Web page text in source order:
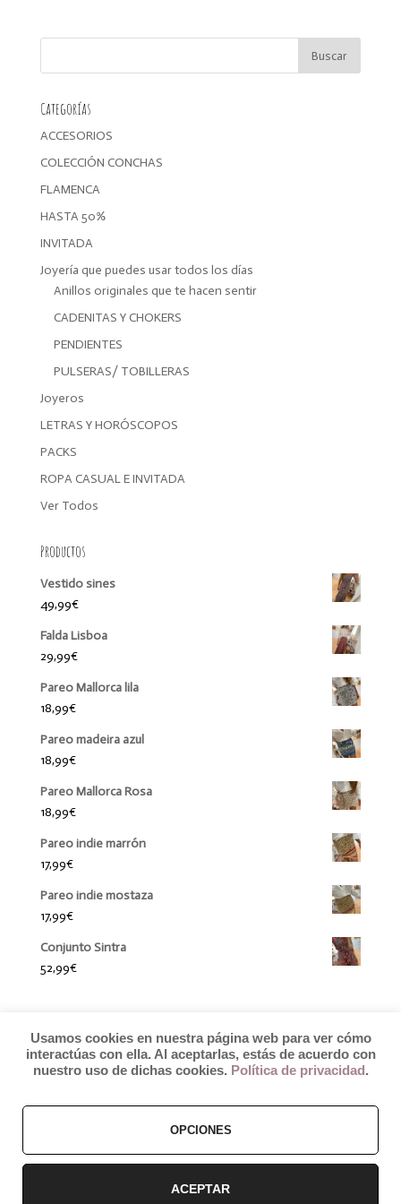
era:
es:
Categorías
ACCESORIOS
COLECCIÓN CONCHAS
FLAMENCA
HASTA 50%
INVITADA
Joyería que puedes usar todos los días
Anillos originales que te hacen sentir
CADENITAS Y CHOKERS
PENDIENTES
PULSERAS/ TOBILLERAS
Joyeros
LETRAS Y HORÓSCOPOS
PACKS
ROPA CASUAL E INVITADA
Ver Todos
Productos
Vestido sines
49,99€
Falda Lisboa
29,99€
Pareo Mallorca lila
18,99€
Pareo madeira azul
18,99€
Pareo Mallorca Rosa
18,99€
Pareo indie marrón
17,99€
Pareo indie mostaza
17,99€
Conjunto Sintra
52,99€
© 2019 by Débora Colette
Términos y Condiciones Cambios y Devoluciones
Usamos cookies en nuestra página web para ver cómo
interactúas con ella. Al aceptarlas, estás de acuerdo con
nuestro uso de dichas cookies. Política de privacidad .
OPCIONES
ACEPTAR